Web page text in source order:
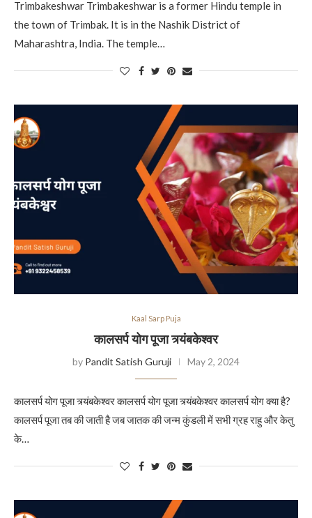
Trimbakeshwar Trimbakeshwar is a former Hindu temple in
the town of Trimbak. It is in the Nashik District of
Maharashtra, India. The temple…
Kaal Sarp Puja
कालसर्प योग पूजा त्र्यंबकेश्वर
by Pandit Satish Guruji May 2, 2024
कालसर्प योग पूजा त्र्यंबकेश्वर कालसर्प योग पूजा त्र्यंबकेश्वर कालसर्प योग क्या है?
कालसर्प पूजा तब की जाती है जब जातक की जन्म कुंडली में सभी ग्रह राहु और केतु
के…